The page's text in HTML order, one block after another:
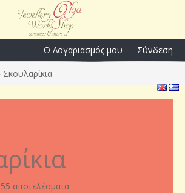
Ο Λογαριασμός μου Σύνδεση
Σκουλαρίκια
αποτελέσματα